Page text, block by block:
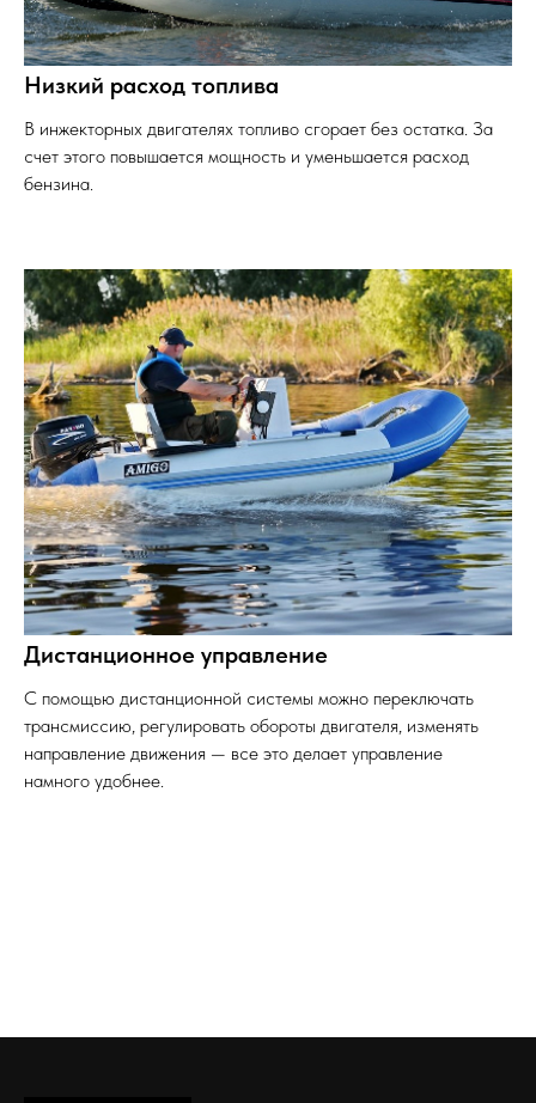
Низкий расход топлива
В инжекторных двигателях топливо сгорает без остатка. За
счет этого повышается мощность и уменьшается расход
бензина.
Дистанционное управление
С помощью дистанционной системы можно переключать
трансмиссию, регулировать обороты двигателя, изменять
направление движения — все это делает управление
намного удобнее.